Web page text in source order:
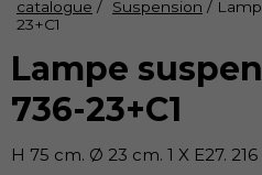
catalogue / Suspension /
23+C1
Lampe
736-23+C1
H 75 cm. Ø 23 cm. 1 X E27. 216